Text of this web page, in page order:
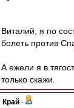
Виталий, я по
болеть против
А ежели я в
только скажи.
Край -